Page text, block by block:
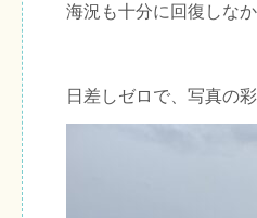
海況も十分に回復しな
日差しゼロで、写真の